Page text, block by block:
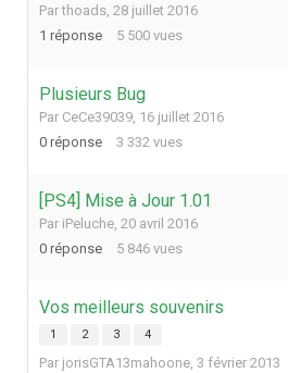
Parthoads, 28 juillet 2016
1 réponse 5 500 vues
Plusieurs Bug
Par CeCe39039, 16 juillet 2016
0 réponse 3 332 vues
[PS4] Mise à Jour 1.01
Par iPeluche, 20 avril 2016
0 réponse 5 846 vues
Vos meilleurs souvenirs
1 2 3 4
Par jorisGTA13mahoone, 3 février 2013